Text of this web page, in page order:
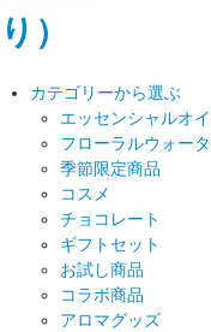
カテゴリーから選ぶ
エッセンシャルオイ
フローラルウォー
季節限定商品
コスメ
チョコレート
ギフトセット
お試し商品
コラボ商品
アロマグッズ